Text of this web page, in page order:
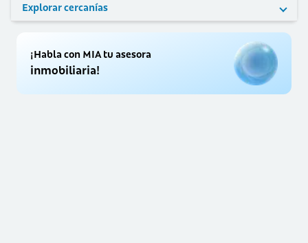
Explorar cercanías
¡Habla con MIA tu asesora
inmobiliaria!